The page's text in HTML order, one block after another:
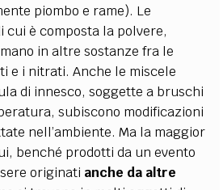
piombo e rame). Le
cui è composta la polvere,
in altre sostanze fra le
e i nitrati. Anche le miscele
di innesco, soggette a bruschi
subiscono modificazioni
nell’ambiente. Ma la maggior
benché prodotti da un evento
originati anche da altre